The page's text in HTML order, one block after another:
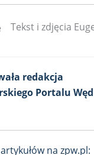
Tekst i zdjęcia
redakcja
Portalu
na zpw.pl: